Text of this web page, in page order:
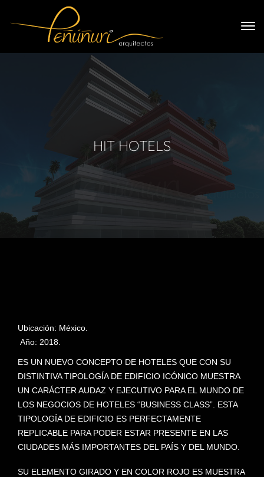
HIT HOTELS
Ubicación: México.
Año: 2018.
ES UN NUEVO CONCEPTO DE HOTELES QUE CON SU
DISTINTIVA TIPOLOGÍA DE EDIFICIO ICÓNICO MUESTRA
UN CARÁCTER AUDAZ Y EJECUTIVO PARA EL MUNDO DE
LOS NEGOCIOS DE HOTELES “BUSINESS CLASS”. ESTA
TIPOLOGÍA DE EDIFICIO ES PERFECTAMENTE
REPLICABLE PARA PODER ESTAR PRESENTE EN LAS
CIUDADES MÁS IMPORTANTES DEL PAÍS Y DEL MUNDO.
SU ELEMENTO GIRADO Y EN COLOR ROJO ES MUESTRA